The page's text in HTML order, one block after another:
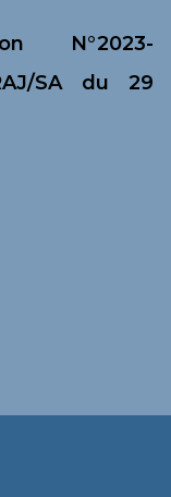
N°2023-
SA du 29